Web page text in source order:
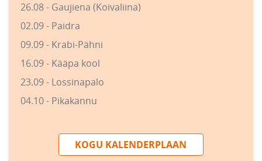
26.08 - Gaujiena (Koivaliina)
02.09 - Paidra
09.09 - Krabi-Pähni
16.09 - Kääpa kool
23.09 - Lossinapalo
04.10 - Pikakannu
KOGU KALENDERPLAAN